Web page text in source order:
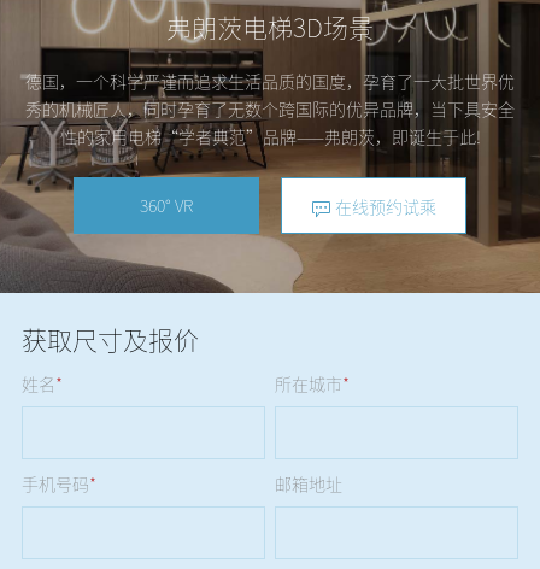
弗朗茨电梯3D场景
德国，一个科学严谨而追求生活品质的国度，孕育了一大批世界优
秀的机械匠人，同时孕育了无数个跨国际的优异品牌，当下具安全
性的家用电梯“学者典范”品牌——弗朗茨，即诞生于此!
360° VR 在线预约试乘
获取尺寸及报价
姓名* 所在城市*
手机号码* 邮箱地址